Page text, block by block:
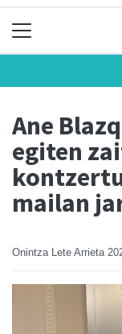
Ane
egiten
mailan
Onintza Lete Arrieta